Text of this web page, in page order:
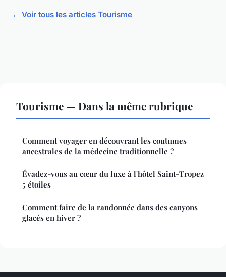
← Voir tous les articles Tourisme
Tourisme — Dans la même rubrique
Comment voyager en découvrant les coutumes
ancestrales de la médecine traditionnelle ?
Évadez-vous au cœur du luxe à l'hôtel Saint-Tropez
5 étoiles
Comment faire de la randonnée dans des canyons
glacés en hiver ?